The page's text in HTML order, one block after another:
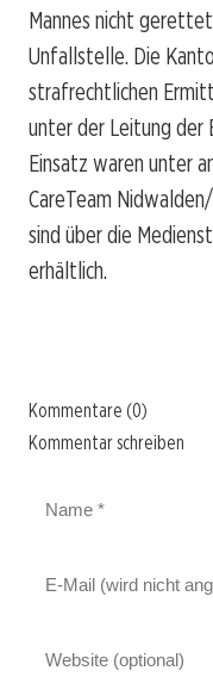
Mannes nicht
Unfallstelle. Die
strafrechtlichen
unter der Leitung der
Einsatz waren unter
CareTeam
sind über die
erhältlich.
Kommentare (0)
Kommentar schreiben